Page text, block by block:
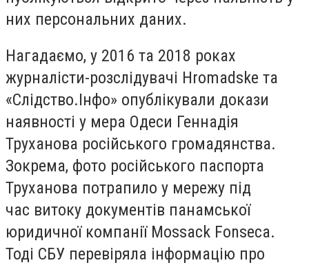
них персональних даних.
Нагадаємо, у 2016 та 2018 роках
журналісти-розслідувачі Hromadske та
«Слідство.Інфо» опублікували докази
наявності у мера Одеси Геннадія
Труханова російського громадянства.
Зокрема, фото російського паспорта
Труханова потрапило у мережу під
час витоку документів панамської
юридичної компанії Mossack Fonseca.
Тоді СБУ перевіряла інформацію про